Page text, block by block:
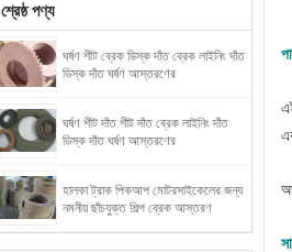
শ্রেষ্ঠ পণ্য
ঘর্ষণ শীট ব্রেক ডিস্ক দাঁত ব্রেক লাইনিং দাঁত
ডিস্ক দাঁত ঘর্ষণ আস্তরণের
ঘর্ষণ শীট দাঁত শীট দাঁত ব্রেক লাইনিং দাঁত
ডিস্ক দাঁত ঘর্ষণ আস্তরণের
হালকা ট্রাক পিকআপ মোটরসাইকেলের জন্য
নমনীয় ছাঁচযুক্ত শিল্প ব্রেক আস্তরণ